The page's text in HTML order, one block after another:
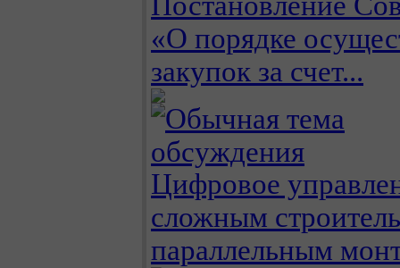
«О порядке
закупок за счет...
Цифровое
сложным
параллельным